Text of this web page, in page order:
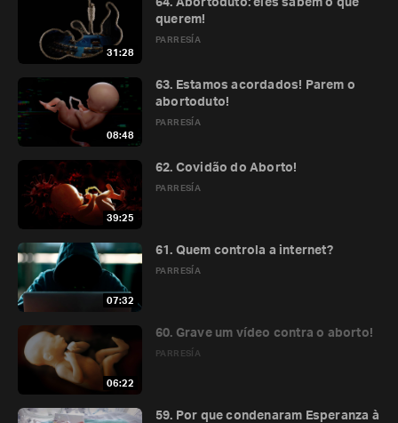
31:28
PARRESÍA
64. Abortoduto: eles sabem o que
querem!
08:48
PARRESÍA
63. Estamos acordados! Parem o
abortoduto!
39:25
PARRESÍA
62. Covidão do Aborto!
07:32
PARRESÍA
61. Quem controla a internet?
06:22
PARRESÍA
60. Grave um vídeo contra o aborto!
59. Por que condenaram Esperanza à